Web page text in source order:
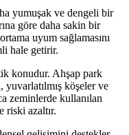
yumuşak ve dengeli bir
göre daha sakin bir
uyum sağlamasını
hale getirir.
konudur. Ahşap park
yuvarlatılmış köşeler ve
zeminlerde kullanılan
riski azaltır.